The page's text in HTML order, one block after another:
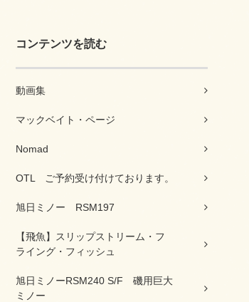
コンテンツを読む
動画集
マックベイト・ページ
Nomad
OTL ご予約受け付けております。
旭日ミノー RSM197
【飛魚】スリップストリーム・フ
ライング・フィッシュ
旭日ミノーRSM240 S/F 磯用巨大
ミノー